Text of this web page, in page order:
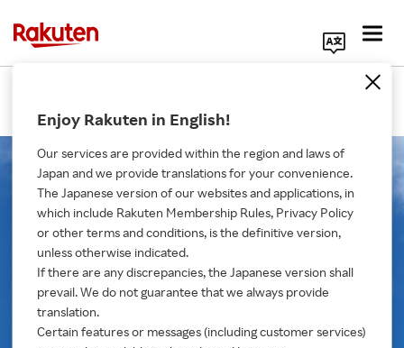
About Us
Rakuten Innovation
Enjoy Rakuten in English!
Our services are provided within the region and laws of
Japan and we provide translations for your convenience.
The Japanese version of our websites and applications, in
which include Rakuten Membership Rules, Privacy Policy
or other terms and conditions, is the definitive version,
unless otherwise indicated.
If there are any discrepancies, the Japanese version shall
prevail. We do not guarantee that we always provide
translation.
Certain features or messages (including customer services)
企業理念
日本樂天集團將「通過創新來提升社會的發展以及人民的生